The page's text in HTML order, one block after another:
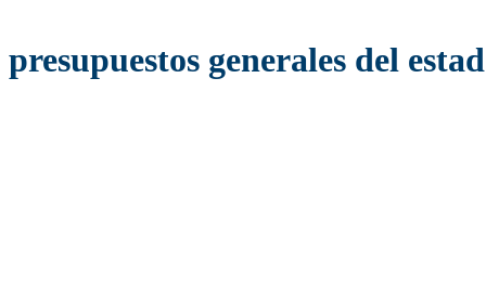
presupuestos generales del